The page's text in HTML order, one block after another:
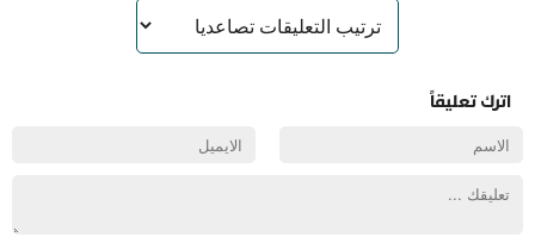
اترك تعليقاً